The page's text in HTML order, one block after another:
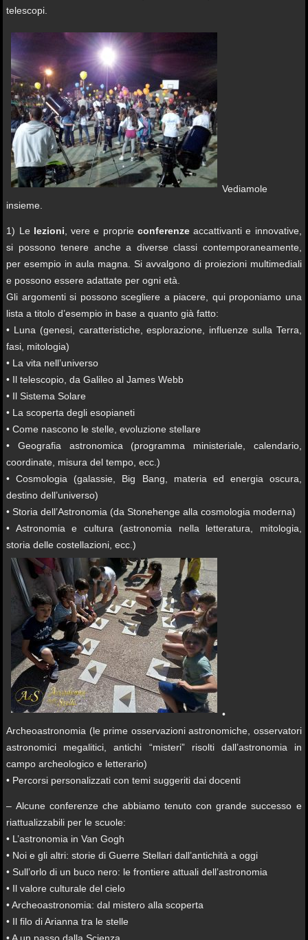
telescopi.
Vediamole
insieme.
1) Le lezioni , vere e proprie conferenzeaccattivanti e innovative,
si possono tenere anche a diverse classi contemporaneamente,
per esempio in aula magna. Si avvalgono di proiezioni multimediali
e possono essere adattate per ogni età.
Gli argomenti si possono scegliere a piacere, qui proponiamo una
lista a titolo d’esempio in base a quanto già fatto:
• Luna (genesi, caratteristiche, esplorazione, influenze sulla Terra,
fasi, mitologia)
• La vita nell’universo
• Il telescopio, da Galileo al James Webb
• Il Sistema Solare
• La scoperta degli esopianeti
• Come nascono le stelle, evoluzione stellare
• Geografia astronomica (programma ministeriale, calendario,
coordinate, misura del tempo, ecc.)
• Cosmologia (galassie, Big Bang, materia ed energia oscura,
destino dell’universo)
• Storia dell’Astronomia (da Stonehenge alla cosmologia moderna)
• Astronomia e cultura (astronomia nella letteratura, mitologia,
storia delle costellazioni, ecc.)
•
Archeoastronomia (le prime osservazioni astronomiche, osservatori
astronomici megalitici, antichi “misteri” risolti dall’astronomia in
campo archeologico e letterario)
• Percorsi personalizzati con temi suggeriti dai docenti
– Alcune conferenze che abbiamo tenuto con grande successo e
riattualizzabili per le scuole:
• L’astronomia in Van Gogh
• Noi e gli altri: storie di Guerre Stellari dall’antichità a oggi
• Sull’orlo di un buco nero: le frontiere attuali dell’astronomia
• Il valore culturale del cielo
• Archeoastronomia: dal mistero alla scoperta
• Il filo di Arianna tra le stelle
• A un passo dalla Scienza